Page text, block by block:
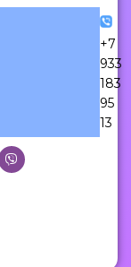
+7
933
183
95
13